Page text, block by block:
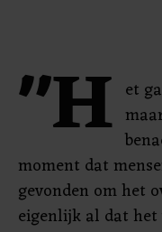
"H et
moment dat
gevonden om het
eigenlijk al dat